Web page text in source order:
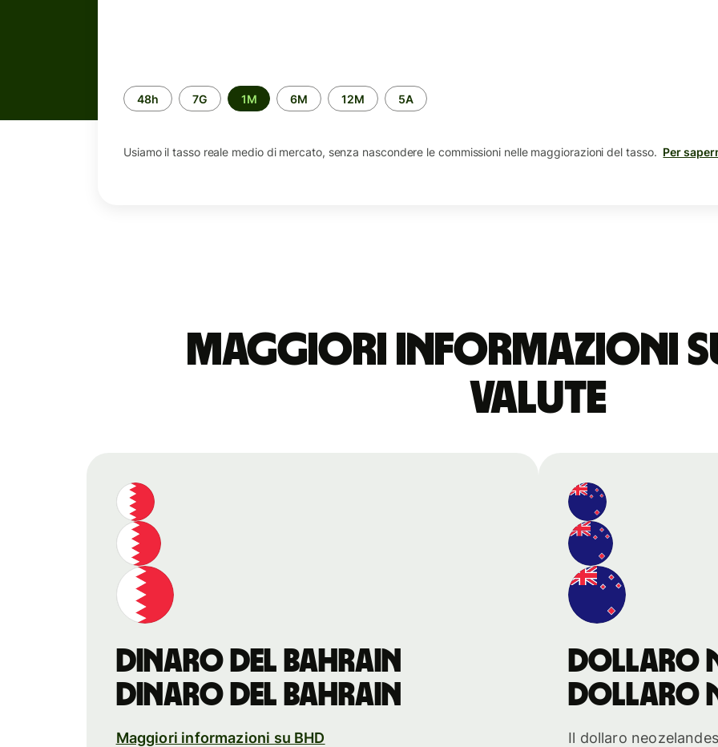
Periodo
di
48h 7G 1M 6M 12M 5A
Usiamo il tasso reale medio di mercato, senza nascondere le commissioni nelle maggiorazioni del tasso. Per
Maggiori informazioni
valute
dinaro del Bahrain
dinaro del Bahrain
Maggiori informazioni su BHD
dollaro
dollaro
Il dollaro